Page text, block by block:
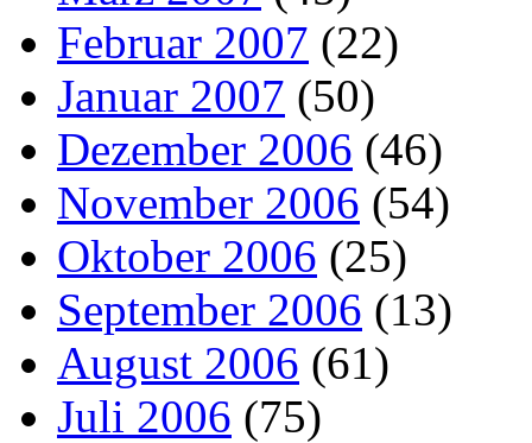
Februar 2007 (22)
Januar 2007 (50)
Dezember 2006 (46)
November 2006 (54)
Oktober 2006 (25)
September 2006 (13)
August 2006 (61)
Juli 2006 (75)